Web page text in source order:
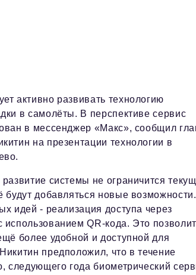
активно развивать технологию
в самолёты. В перспективе сервис
в мессенджер «Макс», сообщил
на презентации технологии в
системы не ограничится
добавляться новые возможности.
идей - реализация доступа через
QR‑кода. Это позволит
более удобной и доступной для
предположил, что в течение
следующего года биометрический